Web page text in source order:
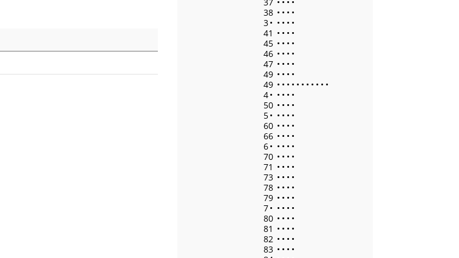
38 • • • •
3• • • • •
41 • • • •
45 • • • •
46 • • • •
47 • • • •
49 • • • •
49 • • • • • • • • • • •
4• • • • •
50 • • • •
5• • • • •
60 • • • •
66 • • • •
6• • • • •
70 • • • •
71 • • • •
73 • • • •
78 • • • •
79 • • • •
7• • • • •
80 • • • •
81 • • • •
82 • • • •
83 • • • •